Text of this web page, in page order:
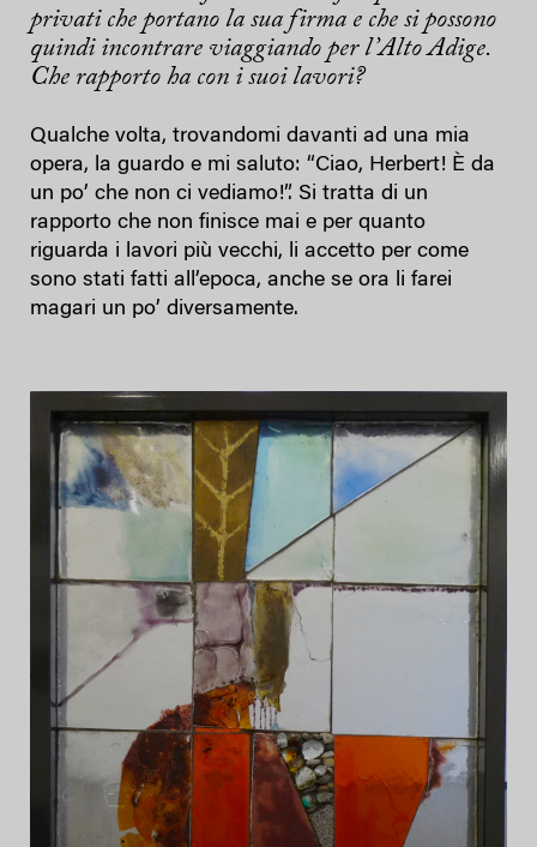
privati che portano la sua firma e che si possono
quindi incontrare viaggiando per l’Alto Adige.
Che rapporto ha con i suoi lavori?
Qualche volta, trovandomi davanti ad una mia
opera, la guardo e mi saluto: “Ciao, Herbert! È da
un po’ che non ci vediamo!”. Si tratta di un
rapporto che non finisce mai e per quanto
riguarda i lavori più vecchi, li accetto per come
sono stati fatti all’epoca, anche se ora li farei
magari un po’ diversamente.